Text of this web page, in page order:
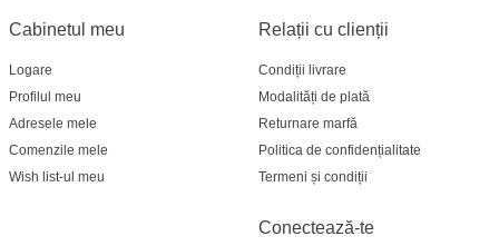
Relații cu clienții
Condiții livrare
Modalități de plată
Returnare marfă
Politica de confidențialitate
Termeni și condiții
Cabinetul meu
Logare
Profilul meu
Adresele mele
Comenzile mele
Wish list-ul meu
Conectează-te